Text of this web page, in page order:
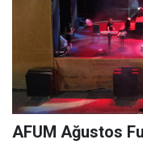
AFUM Ağustos